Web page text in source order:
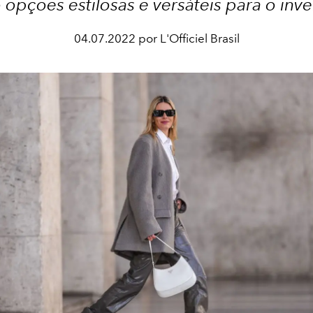
opções estilosas e versáteis para o
04.07.2022 por L'Officiel Brasil